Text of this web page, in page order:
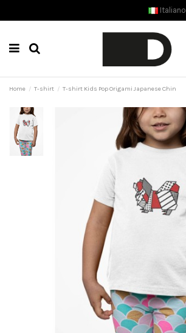
Italiano
Home T-shirt T-shirt Kids Pop Origami Japanese Chin